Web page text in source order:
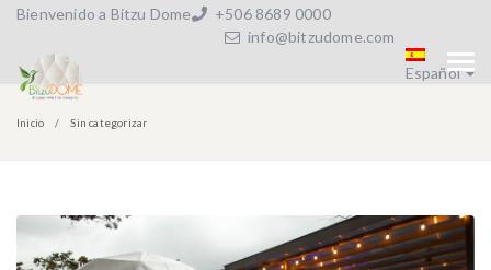
Bienvenido a Bitzu Dome
+506 8689 0000
info@bitzudome.com
Español
Inicio Sin categorizar